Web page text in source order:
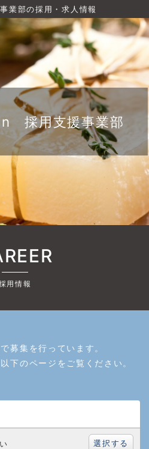
部の採用・求人情報
採用支援事業部
用情報
募集を行っています。
下のページをご覧ください。
選択する